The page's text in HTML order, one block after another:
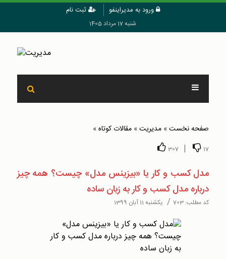
ورود به مدیراینفو ثبت نام
شنبه 17 مرداد 1405
صفحه نخست» مدیریت» مقالات کوتاه»
17
|
307
مدل کسب و کار یا «بیزینس مدل» چیست؟ همه چیز
درباره مدل کسب و کار به زبان ساده
کد مطلب: 703
/ یکشنبه 11 آبان 1399